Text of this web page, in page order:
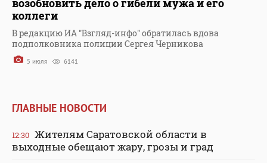
возобновить дело о гибели мужа и его
коллеги
В редакцию ИА "Взгляд-инфо" обратилась вдова
подполковника полиции Сергея Черникова
5 июля 6141
ГЛАВНЫЕ НОВОСТИ
12:30 Жителям Саратовской области в
выходные обещают жару, грозы и град